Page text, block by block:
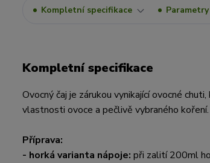
Kompletní specifikace Parametry
Kompletní specifikace
Ovocný čaj je zárukou vynikající ovocné
vlastnosti ovoce a pečlivě vybraného koření.
Příprava:
- horká varianta nápoje: při zalití 200ml